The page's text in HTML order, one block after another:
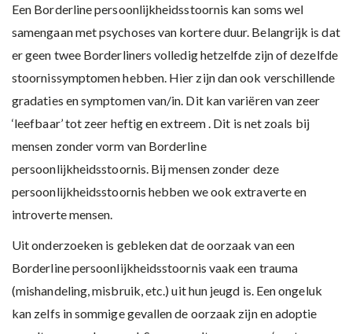
Een Borderline persoonlijkheidsstoornis kan soms wel
samengaan met psychoses van kortere duur. Belangrijk is dat
er geen twee Borderliners volledig hetzelfde zijn of dezelfde
stoornissymptomen hebben. Hier zijn dan ook verschillende
gradaties en symptomen van/in. Dit kan variëren van zeer
‘leefbaar’ tot zeer heftig en extreem . Dit is net zoals bij
mensen zonder vorm van Borderline
persoonlijkheidsstoornis. Bij mensen zonder deze
persoonlijkheidsstoornis hebben we ook extraverte en
introverte mensen.
Uit onderzoeken is gebleken dat de oorzaak van een
Borderline persoonlijkheidsstoornis vaak een trauma
(mishandeling, misbruik, etc.) uit hun jeugd is. Een ongeluk
kan zelfs in sommige gevallen de oorzaak zijn en adoptie